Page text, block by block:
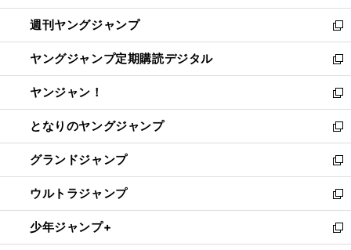
開
く
ウ
で
開
く
ン
ド
ウ
で
開
く
ウ
ィ
ン
ド
ウ
で
開
く
週刊ヤングジャンプ
新
し
い
ウ
ィ
ン
ド
ウ
で
開
く
ヤングジャンプ定期購読デジタル
新
し
い
ウ
ィ
ン
ド
ウ
で
開
く
ヤンジャン！
新
し
い
ウ
ィ
ン
ド
ウ
で
開
となりのヤングジャンプ
新
し
い
ウ
ィ
ン
ド
ウ
グランドジャンプ
新
し
い
ウ
ィ
ン
ウルトラジャンプ
新
し
い
ウ
少年ジャンプ+
新
し